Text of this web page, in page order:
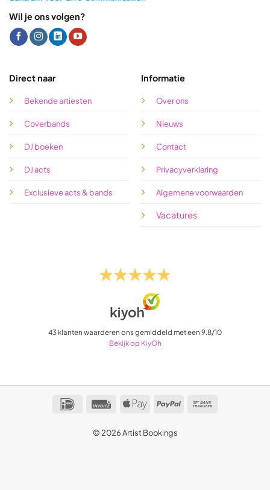
Wil je ons volgen?
Direct naar
Bekende artiesten
Coverbands
DJ boeken
DJ acts
Exclusieve acts & bands
Informatie
Over ons
Nieuws
Contact
Privacyverklaring
Algemene voorwaarden
Vacatures
43 klanten waarderen ons gemiddeld met een 9.8/10
Bekijk op KiyOh
© 2026 Artist Bookings
IDeal Invoice Apple
PayPal